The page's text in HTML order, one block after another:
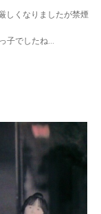
しくなりましたが禁煙
子でしたね…